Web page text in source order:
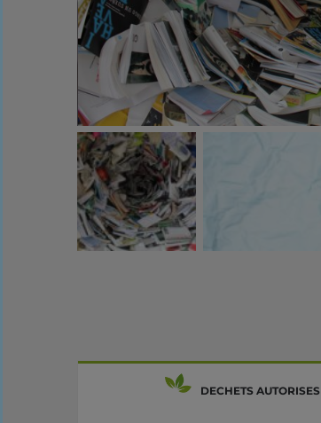
DECHETS AUTORISES